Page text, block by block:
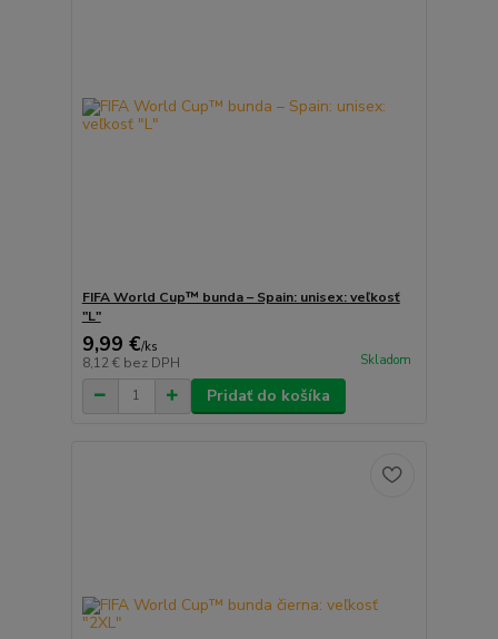
FIFA World Cup™ bunda – Spain: unisex: veľkosť
"L"
9,99 €/ks
8,12 € bez DPH Skladom
Pridať do košíka